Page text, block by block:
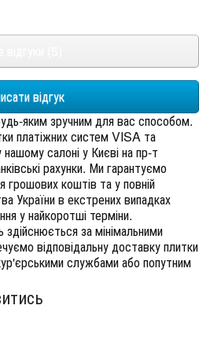
відгук
яким зручним для вас способом.
платіжних систем VISA та
салоні у Києві на пр-т
рахунки. Ми гарантуємо
грошових коштів та у повній
України в екстрених випадках
у найкоротші терміни.
за мінімальними
відповідальну доставку плитки
службами або попутним